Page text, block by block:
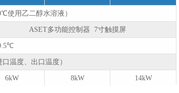
使用乙二醇水溶液）
ASET多功能控制器 7寸触摸屏
温度、出口温度）
6kW 8kW 14kW